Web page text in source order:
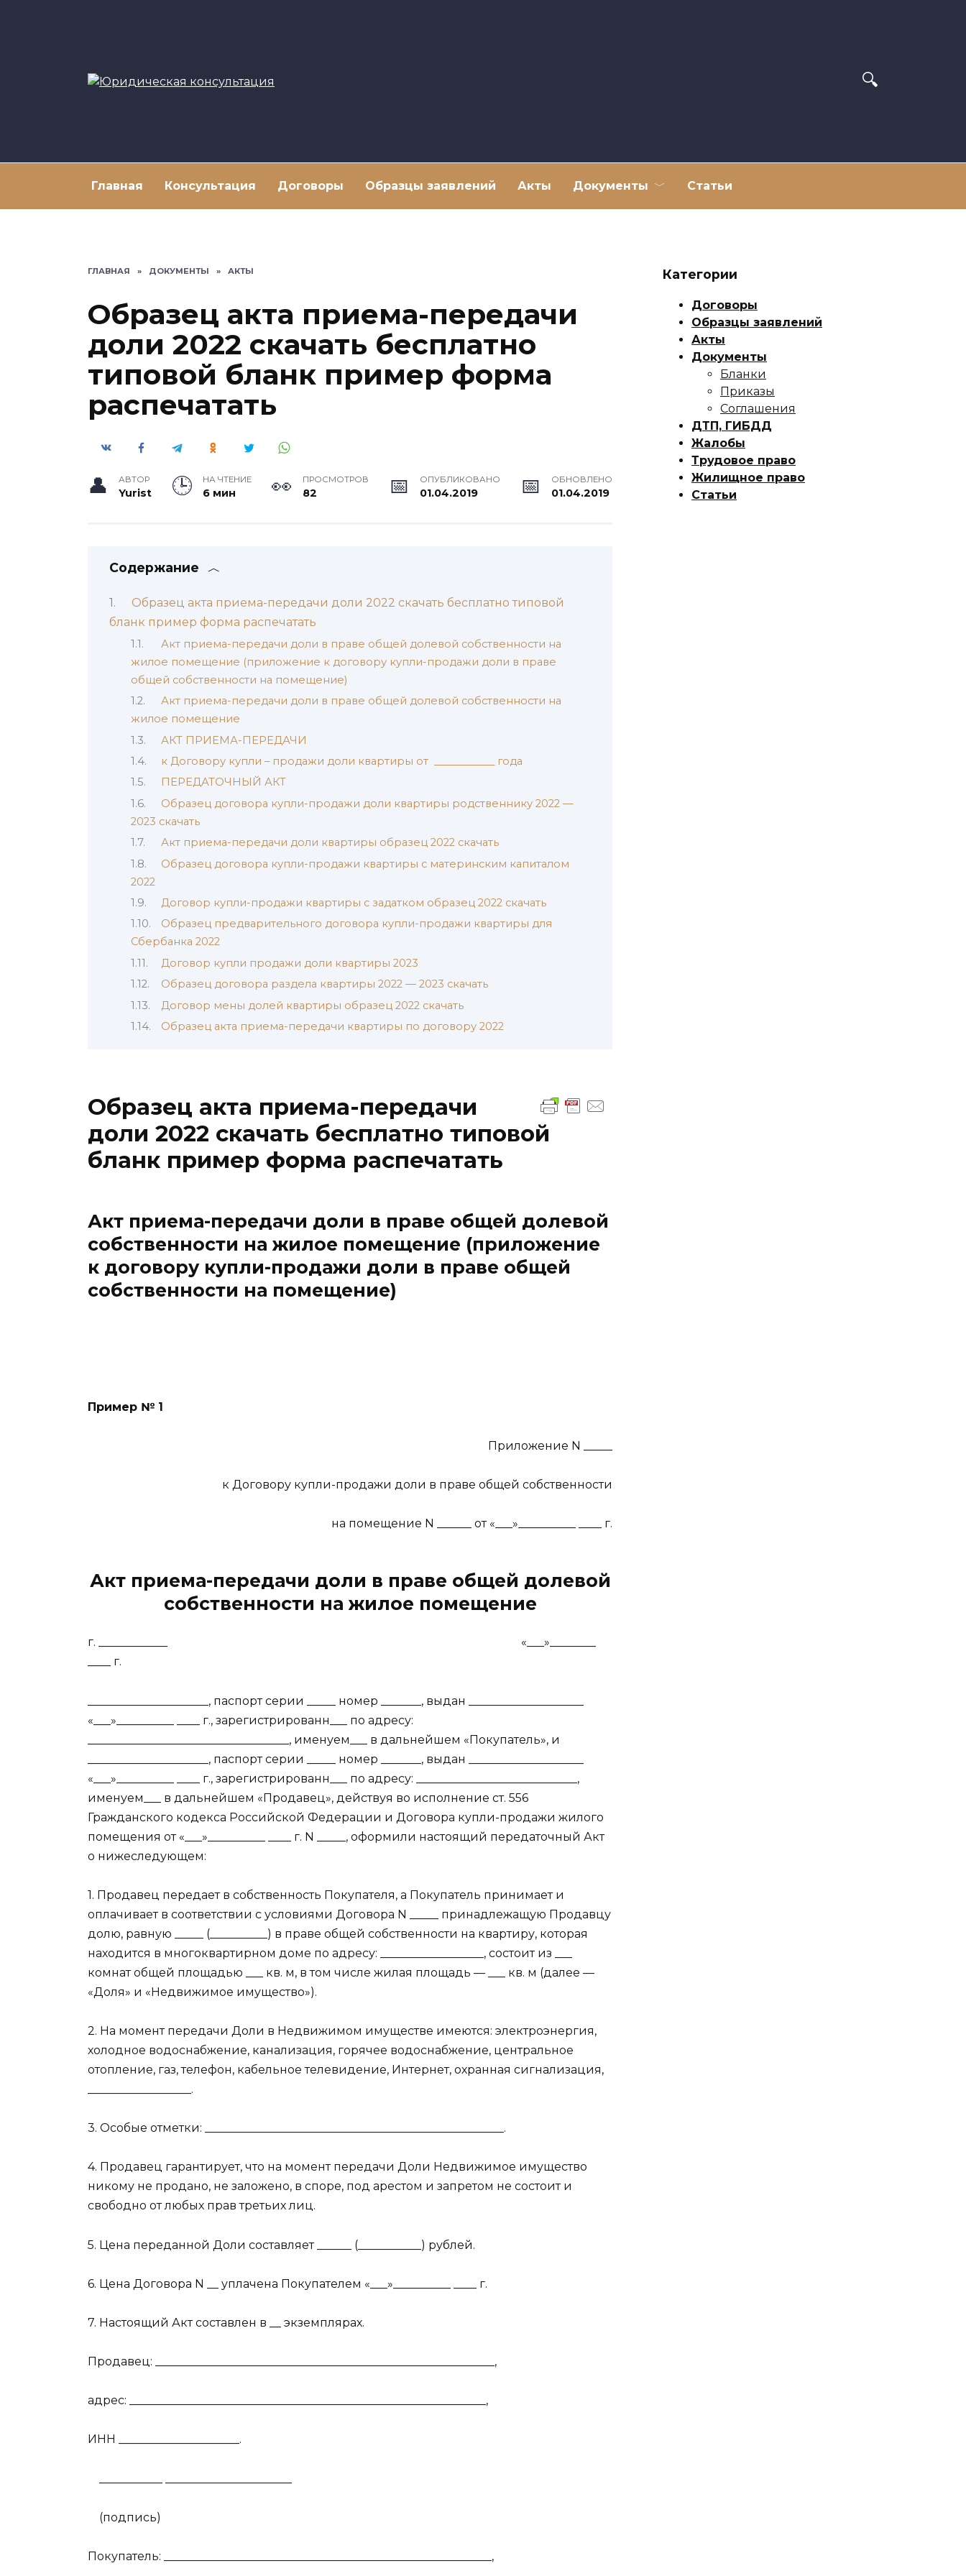
Главная Консультация Договоры Образцы заявлений Акты Документы Статьи
ГЛАВНАЯ » ДОКУМЕНТЫ » АКТЫ
Образец акта приема-передачи
доли 2022 скачать бесплатно
типовой бланк пример форма
распечатать
АВТОР
Yurist
НА ЧТЕНИЕ
6 мин
ПРОСМОТРОВ
82
ОПУБЛИКОВАНО
01.04.2019
ОБНОВЛЕНО
01.04.2019
Содержание
Образец акта приема-передачи доли 2022 скачать бесплатно типовой
бланк пример форма распечатать
Акт приема-передачи доли в праве общей долевой собственности на
жилое помещение (приложение к договору купли-продажи доли в праве
общей собственности на помещение)
Акт приема-передачи доли в праве общей долевой собственности на
жилое помещение
АКТ ПРИЕМА-ПЕРЕДАЧИ
к Договору купли – продажи доли квартиры от ____________ года
ПЕРЕДАТОЧНЫЙ АКТ
Образец договора купли-продажи доли квартиры родственнику 2022 —
2023 скачать
Акт приема-передачи доли квартиры образец 2022 скачать
Образец договора купли-продажи квартиры с материнским капиталом
2022
Договор купли-продажи квартиры с задатком образец 2022 скачать
Образец предварительного договора купли-продажи квартиры для
Сбербанка 2022
Договор купли продажи доли квартиры 2023
Образец договора раздела квартиры 2022 — 2023 скачать
Договор мены долей квартиры образец 2022 скачать
Образец акта приема-передачи квартиры по договору 2022
Образец акта приема-передачи
доли 2022 скачать бесплатно типовой
бланк пример форма распечатать
Акт приема-передачи доли в праве общей долевой
собственности на жилое помещение (приложение
к договору купли-продажи доли в праве общей
собственности на помещение)
Пример № 1
Приложение N _____
к Договору купли-продажи доли в праве общей собственности
на помещение N ______ от «___»__________ ____ г.
Акт приема-передачи доли в праве общей долевой
собственности на жилое помещение
г. ____________
«___»________
____ г.
_____________________, паспорт серии _____ номер _______, выдан ____________________
«___»__________ ____ г., зарегистрированн___ по адресу:
___________________________________, именуем___ в дальнейшем «Покупатель», и
_____________________, паспорт серии _____ номер _______, выдан ____________________
«___»__________ ____ г., зарегистрированн___ по адресу: ____________________________,
именуем___ в дальнейшем «Продавец», действуя во исполнение ст. 556
Гражданского кодекса Российской Федерации и Договора купли-продажи жилого
помещения от «___»__________ ____ г. N _____, оформили настоящий передаточный Акт
о нижеследующем:
1. Продавец передает в собственность Покупателя, а Покупатель принимает и
оплачивает в соответствии с условиями Договора N _____ принадлежащую Продавцу
долю, равную _____ (__________) в праве общей собственности на квартиру, которая
находится в многоквартирном доме по адресу: __________________, состоит из ___
комнат общей площадью ___ кв. м, в том числе жилая площадь — ___ кв. м (далее —
«Доля» и «Недвижимое имущество»).
2. На момент передачи Доли в Недвижимом имуществе имеются: электроэнергия,
холодное водоснабжение, канализация, горячее водоснабжение, центральное
отопление, газ, телефон, кабельное телевидение, Интернет, охранная сигнализация,
__________________.
3. Особые отметки: ____________________________________________________.
4. Продавец гарантирует, что на момент передачи Доли Недвижимое имущество
никому не продано, не заложено, в споре, под арестом и запретом не состоит и
свободно от любых прав третьих лиц.
5. Цена переданной Доли составляет ______ (___________) рублей.
6. Цена Договора N __ уплачена Покупателем «___»__________ ____ г.
7. Настоящий Акт составлен в __ экземплярах.
Продавец: ___________________________________________________________,
адрес: ______________________________________________________________,
ИНН _____________________.
(подпись)
Покупатель: _________________________________________________________,
Категории
Договоры
Образцы заявлений
Акты
Документы
Бланки
Приказы
Соглашения
ДТП, ГИБДД
Жалобы
Трудовое право
Жилищное право
Статьи